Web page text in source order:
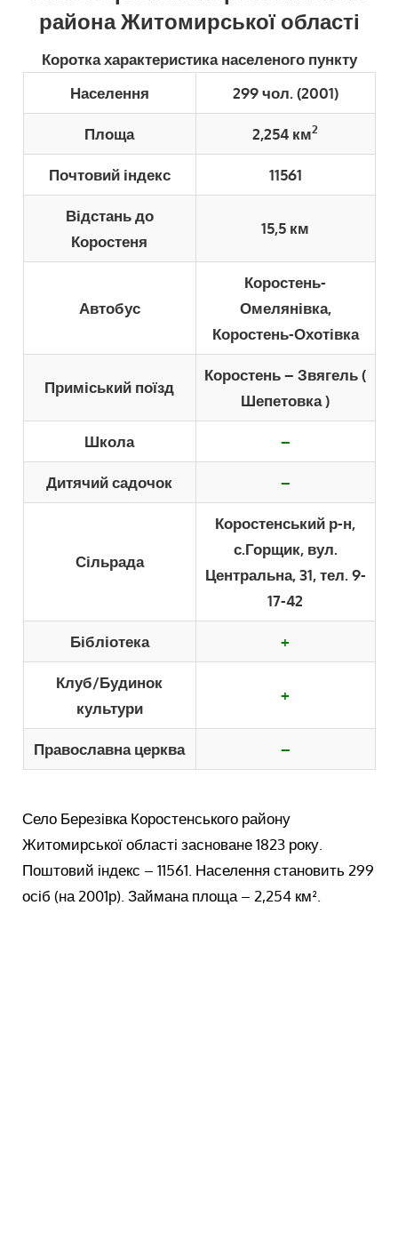
района Житомирської області
Коротка характеристика населеного пункту
Населення
299 чол. (2001)
Площа 2,254 км2
Почтовий індекс 11561
Відстань до
Коростеня
15,5 км
Автобус
Коростень-
Омелянівка,
Коростень-Охотівка
Приміський поїзд
Коростень – Звягель (
Шепетовка )
Школа –
Дитячий садочок –
Сільрада
Коростенський р-н,
с.Горщик, вул.
Центральна, 31, тел. 9-
17-42
Бібліотека +
Клуб/Будинок
культури
+
Православна церква –
Село Березівка Коростенського району
Житомирської області засноване 1823 року.
Поштовий індекс – 11561. Населення становить 299
осіб (на 2001р). Займана площа – 2,254 км².